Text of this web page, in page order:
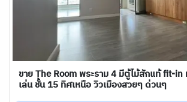
ขาย The Room พระราม 4 มีตู้ไม้สักแท้ fit-
เล่น ชั้น 15 ทิศเหนือ วิวเมืองสวยๆ ด่วนๆ